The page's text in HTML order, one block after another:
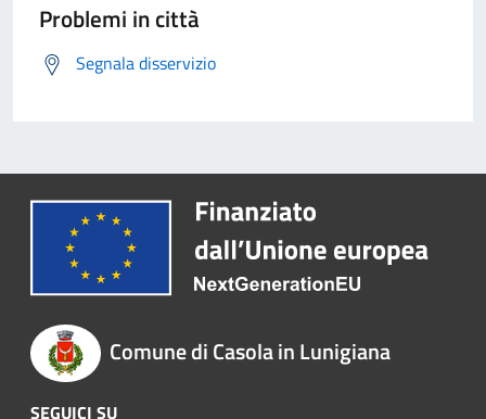
Problemi in città
Segnala disservizio
Comune di Casola in Lunigiana
SEGUICI SU